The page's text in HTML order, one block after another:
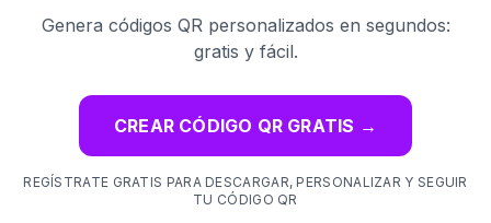
Genera códigos QR personalizados en segundos:
gratis y fácil.
CREAR CÓDIGO QR GRATIS →
REGÍSTRATE GRATIS PARA DESCARGAR, PERSONALIZAR Y SEGUIR
TU CÓDIGO QR